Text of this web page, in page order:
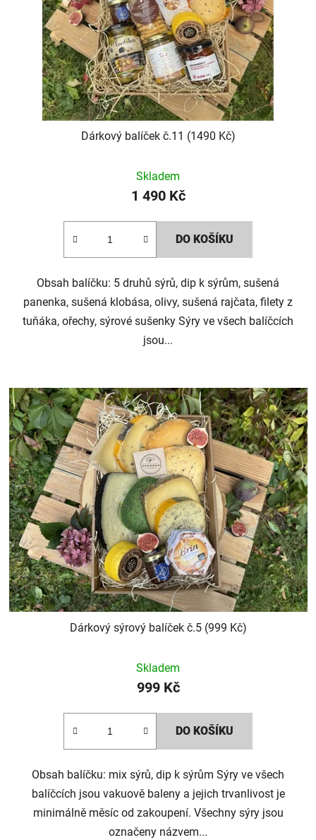
Dárkový balíček č.11 (1490 Kč)
Skladem
1 490 Kč
DO KOŠÍKU
Obsah balíčku: 5 druhů sýrů, dip k sýrům, sušená
panenka, sušená klobása, olivy, sušená rajčata, filety z
tuňáka, ořechy, sýrové sušenky Sýry ve všech balíčcích
jsou...
Dárkový sýrový balíček č.5 (999 Kč)
Skladem
999 Kč
DO KOŠÍKU
Obsah balíčku: mix sýrů, dip k sýrům Sýry ve všech
balíčcích jsou vakuově baleny a jejich trvanlivost je
minimálně měsíc od zakoupení. Všechny sýry jsou
označeny názvem...